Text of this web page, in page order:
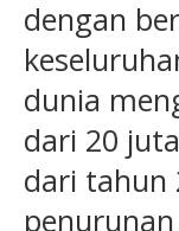
dengan
dunia
dari 20
dari tahun